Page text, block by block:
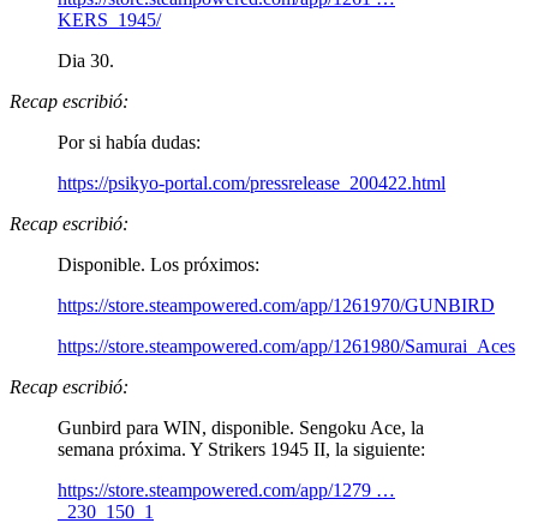
KERS_1945/
Dia 30.
Recap escribió:
Por si había dudas:
https://psikyo-portal.com/pressrelease_200422.html
Recap escribió:
Disponible. Los próximos:
https://store.steampowered.com/app/1261970/GUNBIRD
https://store.steampowered.com/app/1261980/Samurai_Aces
Recap escribió:
Gunbird para WIN, disponible. Sengoku Ace, la
semana próxima. Y Strikers 1945 II, la siguiente:
https://store.steampowered.com/app/1279 …
_230_150_1